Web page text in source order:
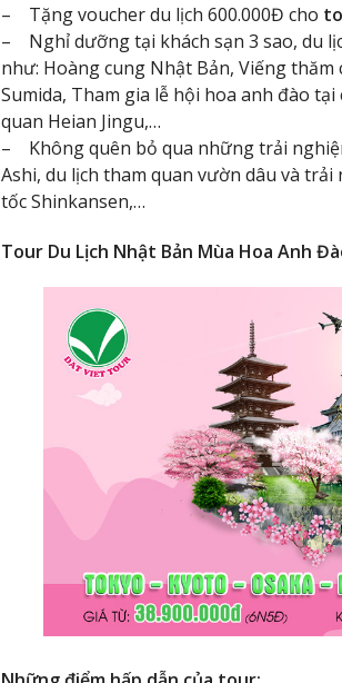
– Tặng voucher du lịch 600.000Đ cho
– Nghỉ dưỡng tại khách sạn 3 sao, du
như: Hoàng cung Nhật Bản, Viếng
Sumida, Tham gia lễ hội hoa anh đào
quan Heian Jingu,…
– Không quên bỏ qua những trải
Ashi, du lịch tham quan vườn dâu và
tốc Shinkansen,…
Tour Du Lịch Nhật Bản Mùa Hoa Anh